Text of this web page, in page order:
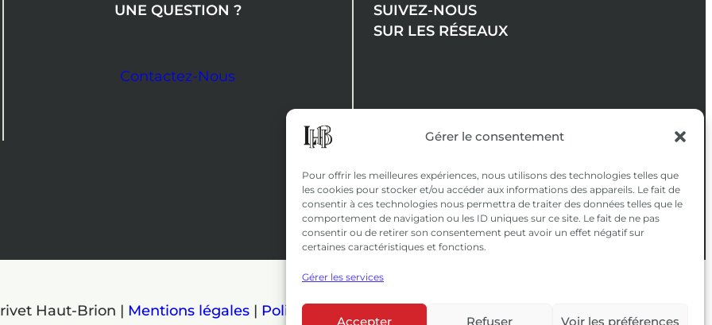
Gérer le consentement
Pour offrir les meilleures expériences, nous utilisons des technologies telles que
les cookies pour stocker et/ou accéder aux informations des appareils. Le fait de
consentir à ces technologies nous permettra de traiter des données telles que le
comportement de navigation ou les ID uniques sur ce site. Le fait de ne pas
consentir ou de retirer son consentement peut avoir un effet négatif sur
certaines caractéristiques et fonctions.
Gérer les services
Accepter Refuser Voir les préférences
UNE QUESTION ?
Contactez-Nous
SUIVEZ-NOUS
SUR LES RÉSEAUX
Haut-Brion | Mentions légales| Politique de confidentialité